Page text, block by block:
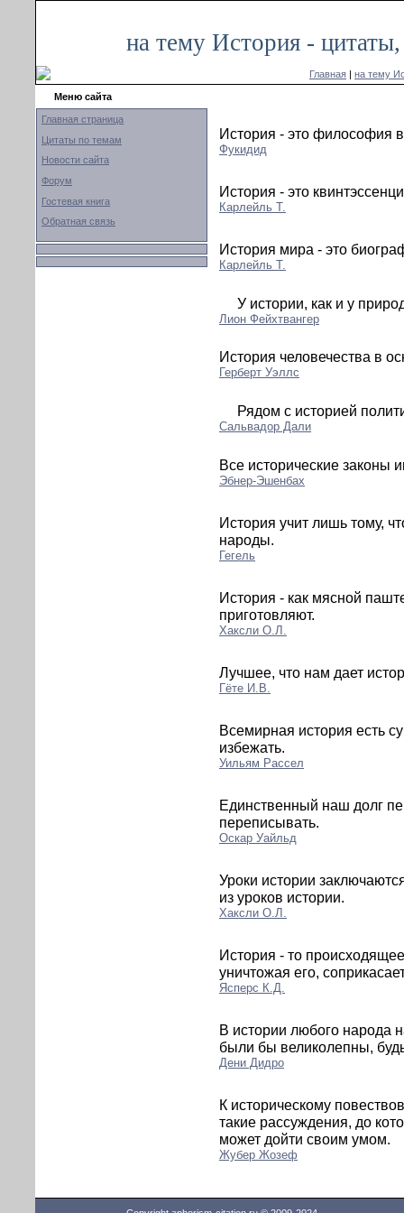
на тему История -
Главная | на тему
Меню сайта
Главная страница
Цитаты по темам
Новости сайта
Форум
Гостевая книга
Обратная связь
История - это философия
Фукидид
История - это
Карлейль Т.
История мира - это
Карлейль Т.
У истории, как и у
Лион Фейхтвангер
История человечества в
Герберт Уэллс
Рядом с историей
Сальвадор Дали
Все исторические законы
Эбнер-Эшенбах
История учит лишь тому,
народы.
Гегель
История - как мясной
приготовляют.
Хаксли О.Л.
Лучшее, что нам дает
Гёте И.В.
Всемирная история есть
избежать.
Уильям Рассел
Единственный наш долг
переписывать.
Оскар Уайльд
Уроки истории
из уроков истории.
Хаксли О.Л.
История - то
уничтожая его,
Ясперс К.Д.
В истории любого народа
были бы великолепны,
Дени Дидро
К историческому
такие рассуждения, до
может дойти своим умом.
Жубер Жозеф